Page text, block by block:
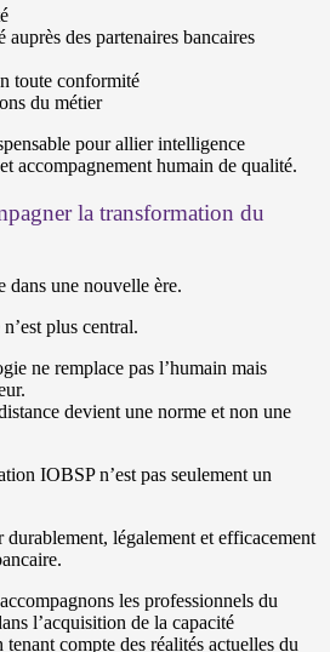
auprès des partenaires bancaires
toute conformité
du métier
pour allier intelligence
accompagnement humain de qualité.
la transformation du
dans une nouvelle ère.
plus central.
ne remplace pas l’humain mais
devient une norme et non une
IOBSP n’est pas seulement un
légalement et efficacement
les professionnels du
l’acquisition de la capacité
compte des réalités actuelles du